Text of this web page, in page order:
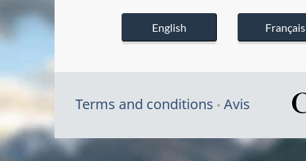
English Français
Terms and conditions Avis